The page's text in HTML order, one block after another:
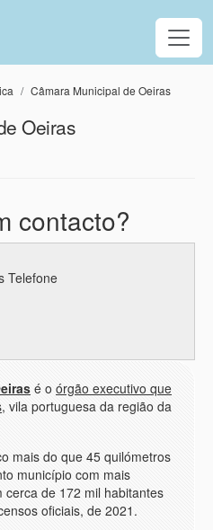
Câmara Municipal de Oeiras
Oeiras
contacto?
Telefone
é o órgão executivo que
, vila portuguesa da região da
mais do que 45 quilómetros
município com mais
de 172 mil habitantes
oficiais, de 2021.